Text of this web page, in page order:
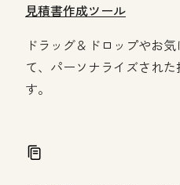
見積書作成ツール
ドラッグ＆ドロップやお
て、パーソナライズされ
す。